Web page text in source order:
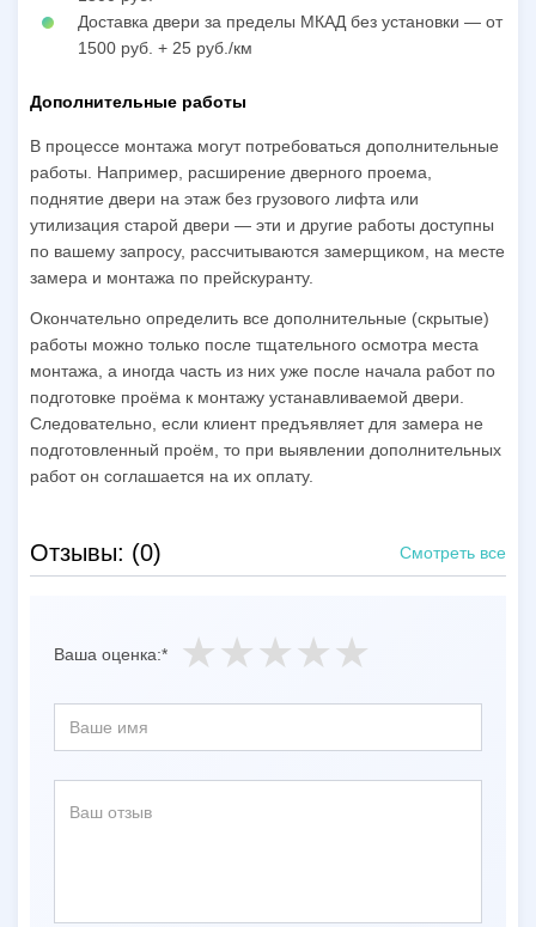
Доставка двери за пределы МКАД без установки — от
1500 руб. + 25 руб./км
Дополнительные работы
В процессе монтажа могут потребоваться дополнительные
работы. Например, расширение дверного проема,
поднятие двери на этаж без грузового лифта или
утилизация старой двери — эти и другие работы доступны
по вашему запросу, рассчитываются замерщиком, на месте
замера и монтажа по прейскуранту.
Окончательно определить все дополнительные (скрытые)
работы можно только после тщательного осмотра места
монтажа, а иногда часть из них уже после начала работ по
подготовке проёма к монтажу устанавливаемой двери.
Следовательно, если клиент предъявляет для замера не
подготовленный проём, то при выявлении дополнительных
работ он соглашается на их оплату.
Отзывы: (0) Смотреть все
Ваша оценка:*